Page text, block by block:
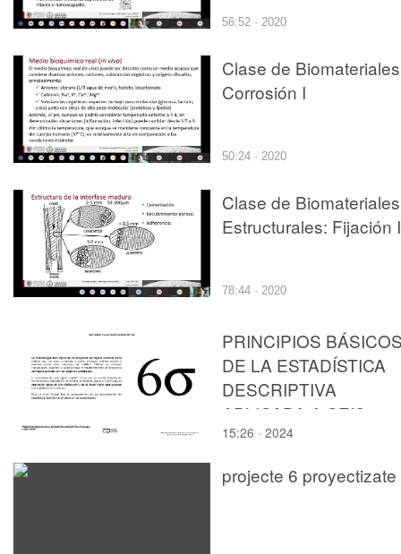
56:52 · 2020
Clase de
Corrosión I
50:24 · 2020
Clase de Biomateriales
Estructurales: Fijación I
78:44 · 2020
PRINCIPIOS
DE LA ESTADÍSTICA
DESCRIPTIVA
APLICADA A SEIS
SIGMA
15:26 · 2024
projecte 6 proyectizate